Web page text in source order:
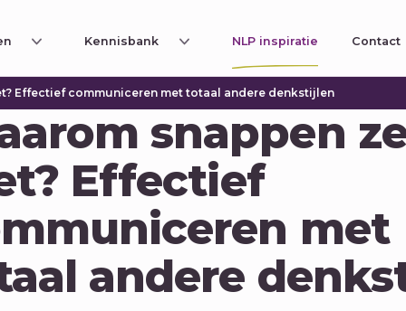
Kennisbank NLP inspiratie Contact
Effectief communiceren met totaal andere denkstijlen
snappen
Effectief
met
andere